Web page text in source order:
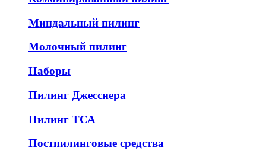
Миндальный пилинг
Молочный пилинг
Наборы
Пилинг Джесснера
Пилинг ТСА
Постпилинговые средства